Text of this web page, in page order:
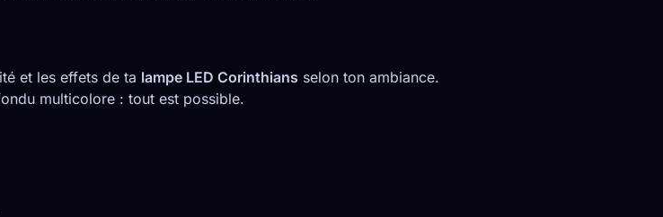
et les effets de ta lampe LED Corinthians selon ton ambiance.
multicolore : tout est possible.